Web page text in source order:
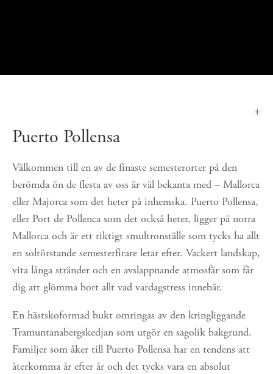
Puerto Pollensa
Välkommen till en av de finaste semesterorter på den
berömda ön de flesta av oss är väl bekanta med – Mallorca
eller Majorca som det heter på inhemska. Puerto Pollensa,
eller Port de Pollenca som det också heter, ligger på norra
Mallorca och är ett riktigt smultronställe som tycks ha allt
en soltörstande semesterfirare letar efter. Vackert landskap,
vita långa stränder och en avslappnande atmosfär som får
dig att glömma bort allt vad vardagstress innebär.
En hästskoformad bukt omringas av den kringliggande
Tramuntanabergskedjan som utgör en sagolik bakgrund.
Familjer som åker till Puerto Pollensa har en tendens att
återkomma år efter år och det tycks vara en absolut